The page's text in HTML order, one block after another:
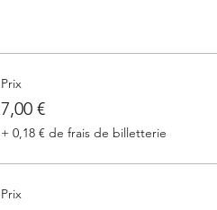
Prix
7,00 €
+ 0,18 € de frais de billetterie
Prix